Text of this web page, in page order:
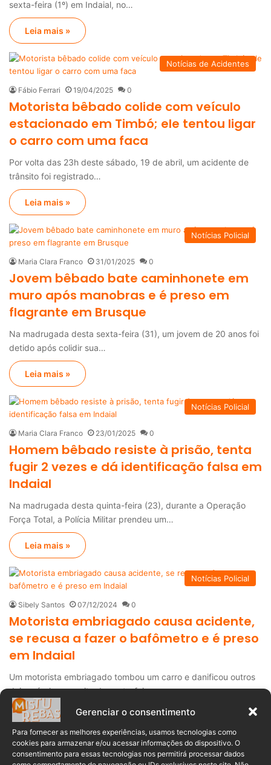
Gerenciar o consentimento
Para fornecer as melhores experiências, usamos tecnologias como
cookies para armazenar e/ou acessar informações do dispositivo. O
consentimento para essas tecnologias nos permitirá processar dados
sexta-feira (1º) em Indaial, no…
Leia mais »
Notícias de Acidentes
Fábio Ferrari 19/04/2025 0
Motorista bêbado colide com veículo
estacionado em Timbó; ele tentou ligar
o carro com uma faca
Por volta das 23h deste sábado, 19 de abril, um acidente de
trânsito foi registrado…
Leia mais »
Notícias Policial
Maria Clara Franco 31/01/2025 0
Jovem bêbado bate caminhonete em
muro após manobras e é preso em
flagrante em Brusque
Na madrugada desta sexta-feira (31), um jovem de 20 anos foi
detido após colidir sua…
Leia mais »
Notícias Policial
Maria Clara Franco 23/01/2025 0
Homem bêbado resiste à prisão, tenta
fugir 2 vezes e dá identificação falsa em
Indaial
Na madrugada desta quinta-feira (23), durante a Operação
Força Total, a Polícia Militar prendeu um…
Leia mais »
Notícias Policial
Sibely Santos 07/12/2024 0
Motorista embriagado causa acidente,
se recusa a fazer o bafômetro e é preso
em Indaial
Um motorista embriagado tombou um carro e danificou outros
dois veículos na noite de sexta-feira,…
Leia mais »
Notícias de Acidentes